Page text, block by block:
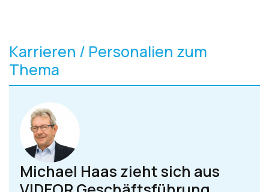
Karrieren / Personalien zum
Thema
Michael Haas zieht sich aus